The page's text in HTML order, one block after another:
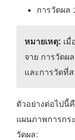
การวัดผล
หมายเหตุ: เ
จาย การวัดผ
และการวัดที่
ตัวอย่างต่อไปนี้
แผนภาพการกร
วัดผล: